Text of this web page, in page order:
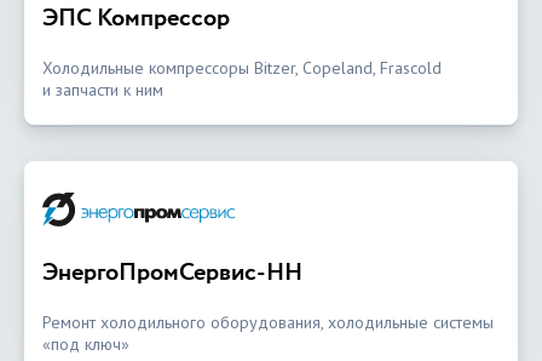
ЭПС Компрессор
Холодильные компрессоры Bitzer, Copeland, Frascold
и запчасти к ним
ЭнергоПромСервис-НН
Ремонт холодильного оборудования, холодильные системы
«под ключ»